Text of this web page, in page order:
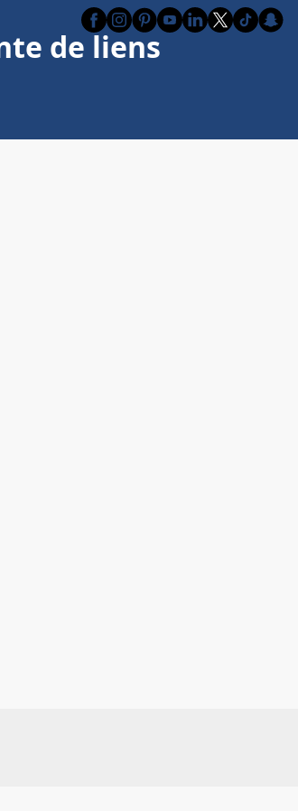
de liens